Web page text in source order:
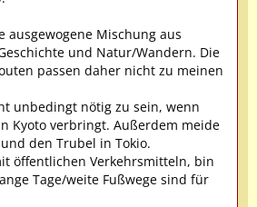
ausgewogene Mischung aus
und Natur/Wandern. Die
passen daher nicht zu meinen
unbedingt nötig zu sein, wenn
Kyoto verbringt. Außerdem meide
den Trubel in Tokio.
öffentlichen Verkehrsmitteln, bin
Tage/weite Fußwege sind für